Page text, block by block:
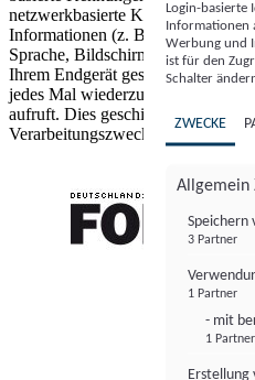
netzwerkbasierte Kennungen)
Informationen (z. B. Browsertyp
Sprache, Bildschirmgröße,
Ihrem Endgerät gespeichert oder
jedes Mal wiederzuerkennen,
aufruft. Dies geschieht für einen
Verarbeitungszwecke.
Login-basierte
Informationen
Werbung und
ist für den
Schalter
ZWECKE
Allgemein
Speichern
3 Partner
1 Partner
- mit
1 Partner
Erstellung
FONDS professionell